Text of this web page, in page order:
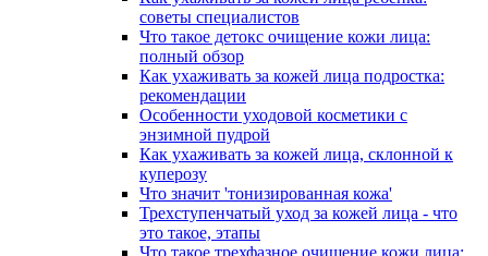
советы специалистов
Что такое детокс очищение кожи лица:
полный обзор
Как ухаживать за кожей лица подростка:
рекомендации
Особенности уходовой косметики с
энзимной пудрой
Как ухаживать за кожей лица, склонной к
куперозу
Что значит 'тонизированная кожа'
Трехступенчатый уход за кожей лица - что
это такое, этапы